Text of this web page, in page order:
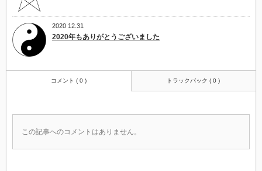
2020 12.31
2020年もありがとうございました
コメント ( 0 ) トラックバック ( 0 )
この記事へのコメントはありません。